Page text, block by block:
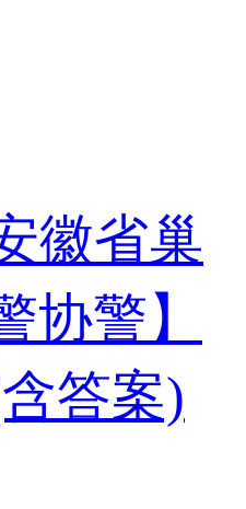
徽省巢
协警】
答案)